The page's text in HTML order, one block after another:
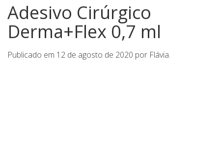
Adesivo Cirúrgico
Derma+Flex 0,7 ml
Publicado em 12 de agosto de 2020 por Flávia.